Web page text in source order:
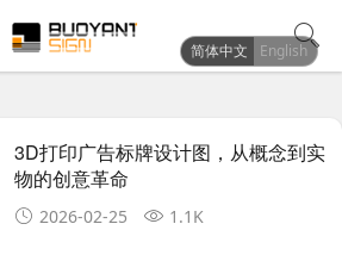
3D打印广告标牌设计图，从概念到实
物的创意革命
2026-02-25 1.1K
简体中文 English